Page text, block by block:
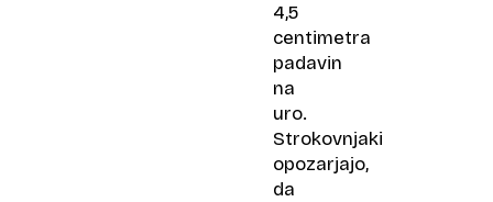
4,5
centimetra
padavin
na
uro.
Strokovnjaki
opozarjajo,
da